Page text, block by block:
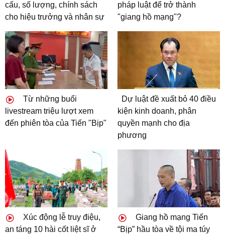
cấu, số lượng, chính sách
cho hiệu trưởng và nhân sự
pháp luật để trở thành
"giang hồ mạng"?
Từ những buổi
livestream triệu lượt xem
đến phiên tòa của Tiến "Bịp"
Dự luật đề xuất bỏ 40 điều
kiện kinh doanh, phân
quyền mạnh cho địa
phương
Xúc động lễ truy điệu,
an táng 10 hài cốt liệt sĩ ở
Giang hồ mạng Tiến
“Bịp” hầu tòa về tội ma túy